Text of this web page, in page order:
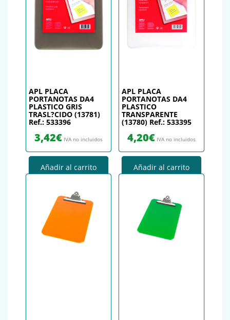
APL PLACA
PORTANOTAS DA4
PLASTICO GRIS
TRASL?CIDO (13781)
Ref.: 533396
3,42€ IVA no incluidos
Añadir al carrito
APL PLACA
PORTANOTAS DA4
PLASTICO
TRANSPARENTE
(13780) Ref.: 533395
4,20€ IVA no incluidos
Añadir al carrito